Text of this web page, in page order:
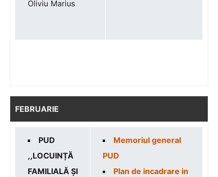
Oliviu Marius
FEBRUARIE
PUD
,,LOCUINȚĂ
FAMILIALĂ ȘI
Memoriul general
PUD
Plan de incadrare in